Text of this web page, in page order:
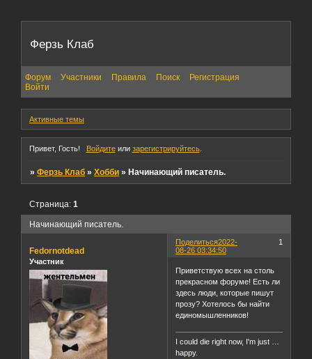
Ферзь Клаб
Форум Участники Правила Поиск
Регистрация
Войти
Активные темы
Привет, Гость! Войдитеили зарегистрируйтесь.
»Ферзь Клаб »Хобби »Начинающий писатель.
Начинающий писатель.
Страница:1
Поделиться 1
2022-
08-26 03:34:50
Fedornotdead
Участник
Приветствую всех на столь
прекрасном форуме! Есть ли
здесь люди, которые пишут
прозу? Хотелось бы найти
единомышленников!
I could die right now, I'm just …
happy.